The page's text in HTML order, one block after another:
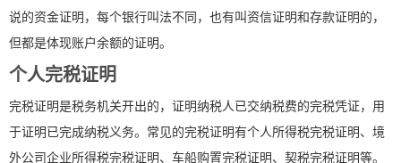
说的资金证明，每个银行叫法不同，也有叫资信证明和存款证明的，
但都是体现账户余额的证明。
个人完税证明
完税证明是税务机关开出的，证明纳税人已交纳税费的完税凭证，用
于证明已完成纳税义务。常见的完税证明有个人所得税完税证明、境
外公司企业所得税完税证明、车船购置完税证明、契税完税证明等。